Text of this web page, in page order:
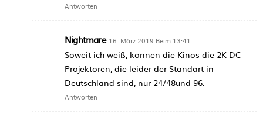
Antworten
Nightmare 16. März 2019 Beim 13:41
Soweit ich weiß, können die Kinos die 2K DC
Projektoren, die leider der Standart in
Deutschland sind, nur 24/48und 96.
Antworten